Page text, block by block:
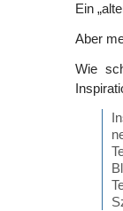
Ein
Aber
Wie